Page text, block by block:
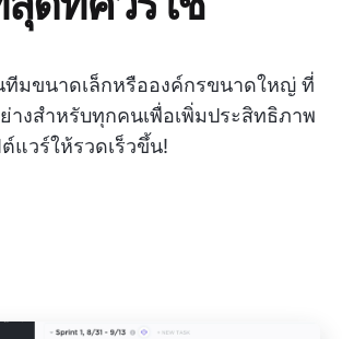
มขนาดเล็กหรือองค์กรขนาดใหญ่ ที่
างสำหรับทุกคนเพื่อเพิ่มประสิทธิภาพ
วร์ให้รวดเร็วขึ้น!